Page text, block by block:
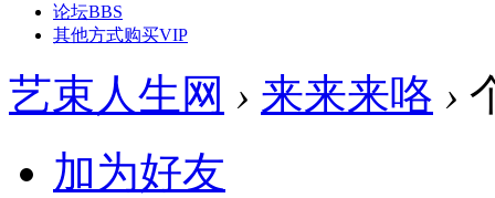
论坛BBS
其他方式购买VIP
艺束人生网 › 来来来咯 ›
加为好友